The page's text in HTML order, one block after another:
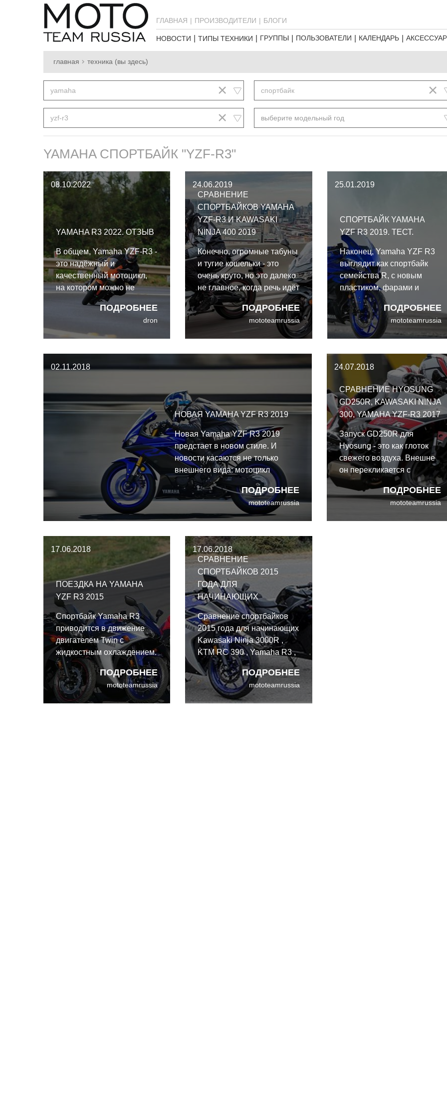
ГЛАВНАЯ ПРОИЗВОДИТЕЛИ БЛОГИ
НОВОСТИ ТИПЫ ТЕХНИКИ ГРУППЫ ПОЛЬЗОВАТЕЛИ КАЛЕНДАРЬ
главная техника (вы здесь)
×
yamaha ×
спортбайк
×
yzf-r3 выберите модельный год
YAMAHA СПОРТБАЙК "YZF-R3"
08.10.2022
YAMAHA R3 2022. ОТЗЫВ
ПОДРОБНЕЕ
В общем, Yamaha YZF-R3 -
это надёжный и
качественный мотоцикл,
на котором можно не
только учиться и осваивать
искусство езды, но и
просто ездить по дороге и
треку, и он будет радовать
dron
24.06.2019
СРАВНЕНИЕ
СПОРТБАЙКОВ YAMAHA
YZF-R3 И KAWASAKI
NINJA 400 2019
ПОДРОБНЕЕ
Конечно, огромные табуны
и тугие кошельки - это
очень круто, но это далеко
не главное, когда речь идёт
о спортбайках: Kawasaki
Ninja 400 и Yamaha YZF-
R3 тому подтверждение.
гонщиков, так и из
mototeamrussia
25.01.2019
СПОРТБАЙК YAMAHA
YZF R3 2019. ТЕСТ.
ПОДРОБНЕЕ
Наконец, Yamaha YZF R3
выглядит как спортбайк
семейства R, с новым
пластиком, фарами и
баком. Он стал выглядеть
серьезным, крепко
сложенным и
законченным.
mototeamrussia
02.11.2018
НОВАЯ YAMAHA YZF R3 2019
ПОДРОБНЕЕ
Новая Yamaha YZF R3 2019
предстает в новом стиле. И
новости касаются не только
внешнего вида: мотоцикл
получит несколько важных
обновлений для улучшения
управляемости и удовольствия
от езды
mototeamrussia
24.07.2018
СРАВНЕНИЕ HYOSUNG
GD250R, KAWASAKI NINJA
300, YAMAHA YZF-R3 2017
ПОДРОБНЕЕ
Запуск GD250R для
Hyosung - это как глоток
свежего воздуха. Внешне
он перекликается с
многими литровыми
байками и имеет
переработанный мотор.
mototeamrussia
17.06.2018
ПОЕЗДКА НА YAMAHA
YZF R3 2015
ПОДРОБНЕЕ
Спортбайк Yamaha R3
приводится в движение
двигателем Twin с
жидкостным охлаждением.
Производительность, стиль
и цена R3, безусловно,
привлекут райдеров,
заинтересованных в
mototeamrussia
17.06.2018
СРАВНЕНИЕ
СПОРТБАЙКОВ 2015
ГОДА ДЛЯ
НАЧИНАЮЩИХ
ПОДРОБНЕЕ
Сравнение спортбайков
2015 года для начинающих
Kawasaki Ninja 3000R ,
KTM RC 390 , Yamaha R3 ,
Honda CBR300R , SYM T2
250i
mototeamrussia